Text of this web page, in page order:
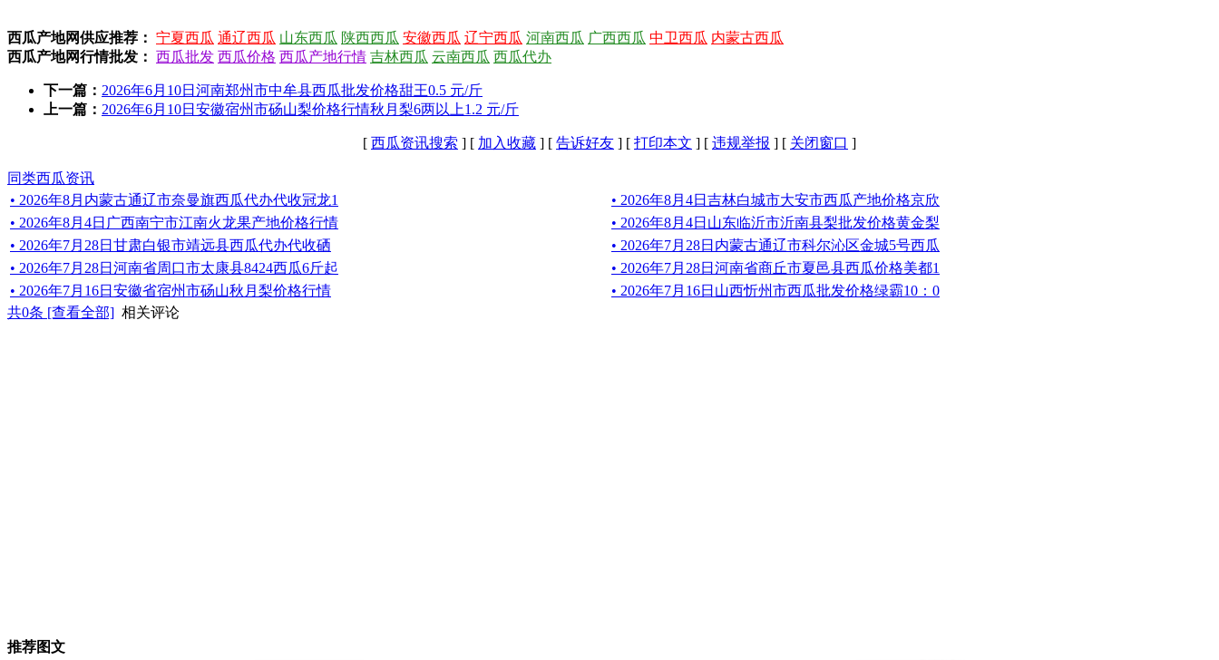
西瓜产地网供应推荐： 宁夏西瓜 通辽西瓜 山东西瓜 陕西西瓜 安徽西瓜 辽宁西瓜 河南西瓜 广西西瓜 中卫西瓜 内蒙古西瓜
西瓜产地网行情批发： 西瓜批发 西瓜价格 西瓜产地行情 吉林西瓜 云南西瓜 西瓜代办
下一篇： 2026年6月10日河南郑州市中牟县西瓜批发价格甜王0.5 元/斤
上一篇： 2026年6月10日安徽宿州市砀山梨价格行情秋月梨6两以上1.2 元/斤
[ 西瓜资讯搜索 ] [ 加入收藏 ] [ 告诉好友 ] [ 打印本文 ] [ 违规举报 ] [ 关闭窗口 ]
同类西瓜资讯
• 2026年8月内蒙古通辽市奈曼旗西瓜代办代收冠龙1
• 2026年8月4日吉林白城市大安市西瓜产地价格京欣
• 2026年8月4日广西南宁市江南火龙果产地价格行情
• 2026年8月4日山东临沂市沂南县梨批发价格黄金梨
• 2026年7月28日甘肃白银市靖远县西瓜代办代收硒
• 2026年7月28日内蒙古通辽市科尔沁区金城5号西瓜
• 2026年7月28日河南省周口市太康县8424西瓜6斤起
• 2026年7月28日河南省商丘市夏邑县西瓜价格美都1
• 2026年7月16日安徽省宿州市砀山秋月梨价格行情
• 2026年7月16日山西忻州市西瓜批发价格绿霸10：0
共0条 [查看全部] 相关评论
推荐图文